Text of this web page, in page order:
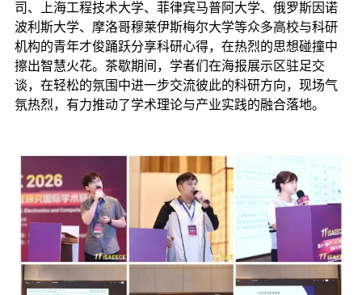
司、上海工程技术大学、菲律宾马普阿大学、俄罗斯因诺
波利斯大学、摩洛哥穆莱伊斯梅尔大学等众多高校与科研
机构的青年才俊踊跃分享科研心得，在热烈的思想碰撞中
擦出智慧火花。茶歇期间，学者们在海报展示区驻足交
谈，在轻松的氛围中进一步交流彼此的科研方向，现场气
氛热烈，有力推动了学术理论与产业实践的融合落地。